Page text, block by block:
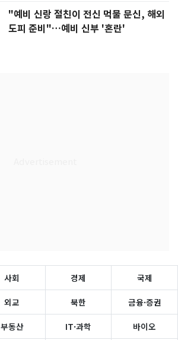
"예비 신랑 절친이 전신 먹물 문신, 해외
도피 준비"…예비 신부 '혼란'
사회 경제 국제
외교 북한 금융·증권
부동산 IT·과학 바이오